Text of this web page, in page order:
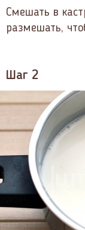
Смешать в
размешать,
Шаг 2